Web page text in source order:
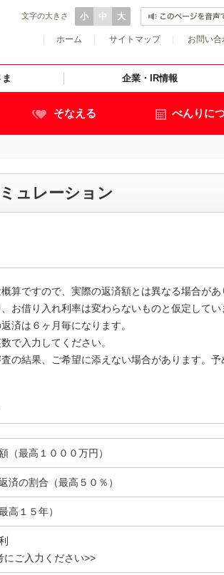
文字の大きさ 小 中 大
ホーム サイトマップ お問い
そなえる べんりに
企業・IR情報
ュレーション
算ですので、実際の返済額とは異なる場合があ
お借り入れ利率は変わらないものと仮定してい
済は６ヶ月毎になります。
で入力してください。
の結果、ご希望に添えない場合があります。予
（最高１０００万円）
済の割合（最高５０％）
高１５年）
にご入力ください>>